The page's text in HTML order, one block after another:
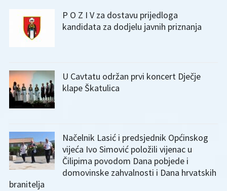
P O Z I V za dostavu prijedloga
kandidata za dodjelu javnih priznanja
U Cavtatu održan prvi koncert Dječje
klape Škatulica
Načelnik Lasić i predsjednik Općinskog
vijeća Ivo Simović položili vijenac u
Čilipima povodom Dana pobjede i
domovinske zahvalnosti i Dana hrvatskih
branitelja